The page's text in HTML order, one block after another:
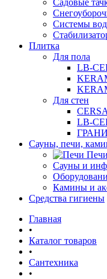
Садовые
Системы
Плитка
Для пола
LB-
Для стен
LB-
Сауны, печи,
Печи
Сауны и
Камины и
Средства гигиены
Главная
•
Каталог товаров
•
Сантехника
•